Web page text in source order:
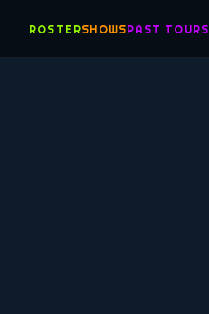
ROSTERSHOWSPAST TOURS